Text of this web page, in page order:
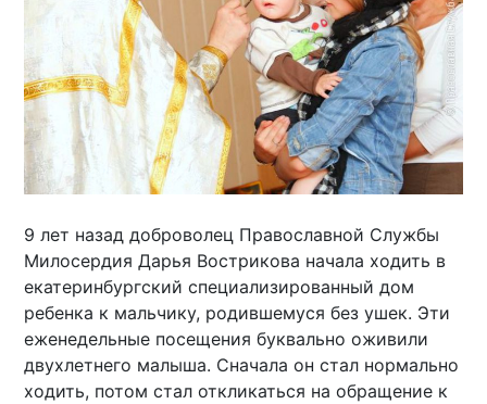
9 лет назад доброволец Православной Службы
Милосердия Дарья Вострикова начала ходить в
екатеринбургский специализированный дом
ребенка к мальчику, родившемуся без ушек. Эти
еженедельные посещения буквально оживили
двухлетнего малыша. Сначала он стал нормально
ходить, потом стал откликаться на обращение к